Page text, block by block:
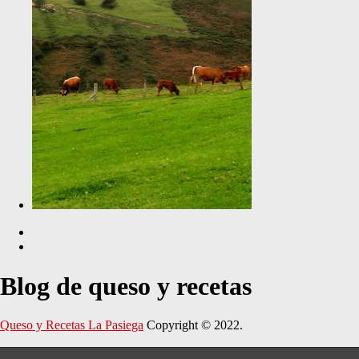
Blog de queso y recetas
Queso y Recetas La Pasiega Copyright © 2022.